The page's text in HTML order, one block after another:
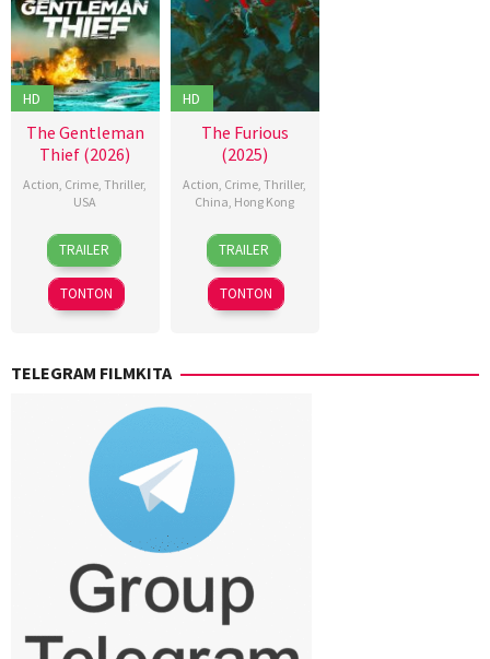
HD
The Gentleman
Thief (2026)
Action, Crime,Thriller,
USA
31
Jul
2026
Randall
Emmett
TRAILER
TONTON
HD
The Furious
(2025)
Action, Crime,Thriller,
China, Hong Kong
10
Jun
2026
Kenji
Tanigaki
Kensuke
Sonomura
TRAILER
TONTON
TELEGRAM FILMKITA